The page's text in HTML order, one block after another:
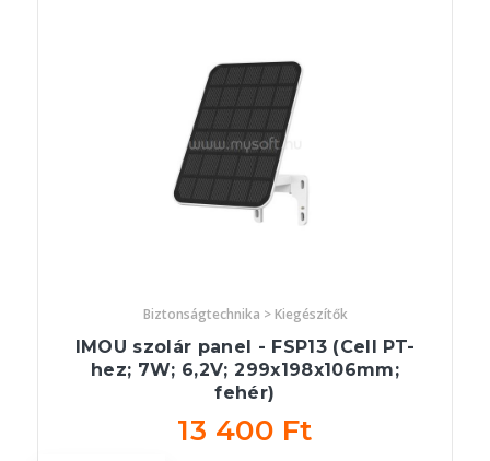
Biztonságtechnika > Kiegészítők
IMOU szolár panel - FSP13 (Cell PT-
hez; 7W; 6,2V; 299x198x106mm;
fehér)
13 400 Ft